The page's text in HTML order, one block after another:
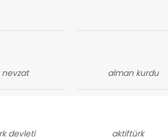
nevzat alman kurdu
devleti aktiftürk